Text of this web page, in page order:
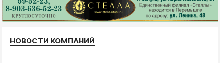
НОВОСТИ КОМПАНИЙ